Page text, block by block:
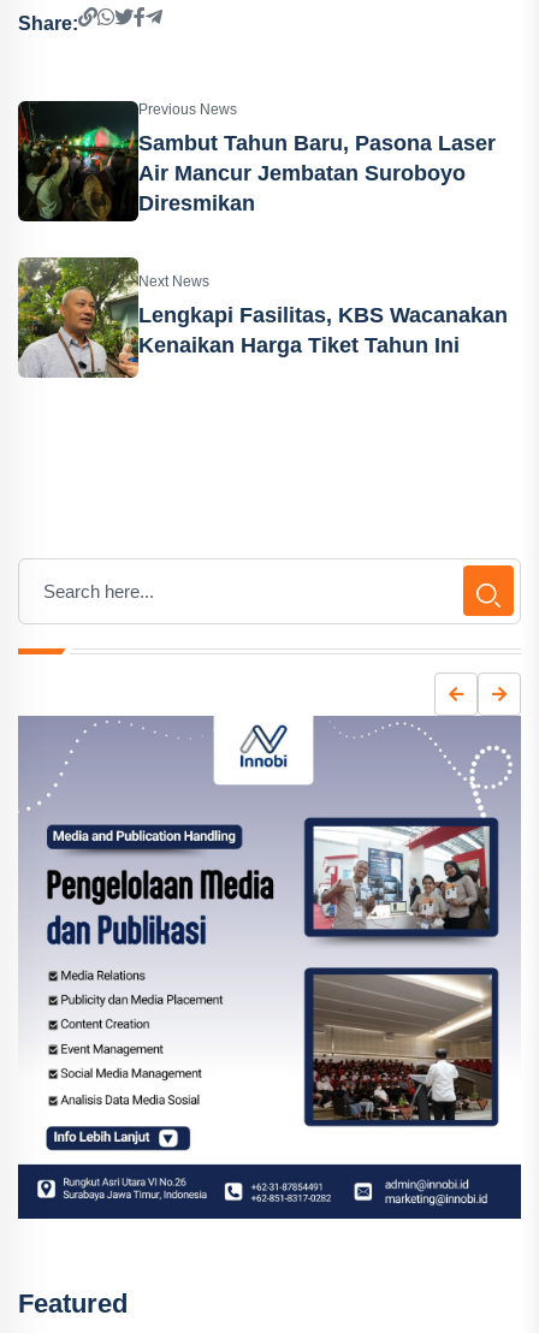
Share:
Previous News
Sambut Tahun Baru, Pasona Laser
Air Mancur Jembatan Suroboyo
Diresmikan
Next News
Lengkapi Fasilitas, KBS Wacanakan
Kenaikan Harga Tiket Tahun Ini
Featured